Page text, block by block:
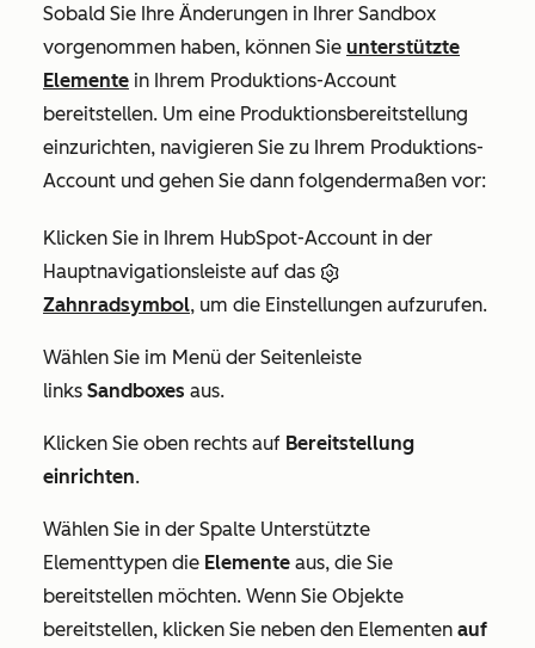
Sobald Sie Ihre Änderungen in Ihrer Sandbox
vorgenommen haben, können Sie unterstützte
Elemente in Ihrem Produktions-Account
bereitstellen. Um eine Produktionsbereitstellung
einzurichten, navigieren Sie zu Ihrem Produktions-
Account und gehen Sie dann folgendermaßen vor:
Klicken Sie in Ihrem HubSpot-Account in der
Hauptnavigationsleiste auf das
Zahnradsymbol, um die Einstellungen aufzurufen.
Wählen Sie im Menü der Seitenleiste
links Sandboxes aus.
Klicken Sie oben rechts auf Bereitstellung
einrichten.
Wählen Sie in der Spalte Unterstützte
Elementtypen die Elemente aus, die Sie
bereitstellen möchten. Wenn Sie Objekte
bereitstellen, klicken Sie neben den Elementen auf